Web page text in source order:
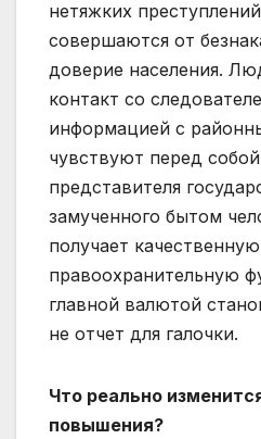
нетяжких
совершаются от
доверие населения.
контакт со
информацией с
чувствуют перед
представителя
замученного бытом
получает качественную
правоохранительную
главной валютой
не отчет для галочки.
Что реально
повышения?